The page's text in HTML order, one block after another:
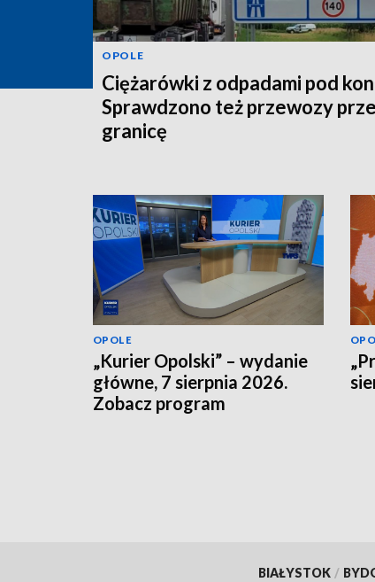
OPOLE
Ciężarówki z odpadami pod
Sprawdzono też przewozy
granicę
OPOLE
„Kurier Opolski” – wydanie
główne, 7 sierpnia 2026.
Zobacz program
BIAŁYSTOK /